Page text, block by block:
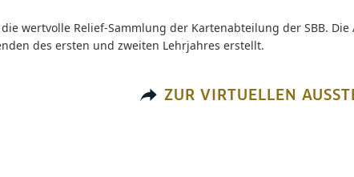
wertvolle Relief-Sammlung der Kartenabteilung der SBB.
des ersten und zweiten Lehrjahres erstellt.
ZUR VIRTUELLEN